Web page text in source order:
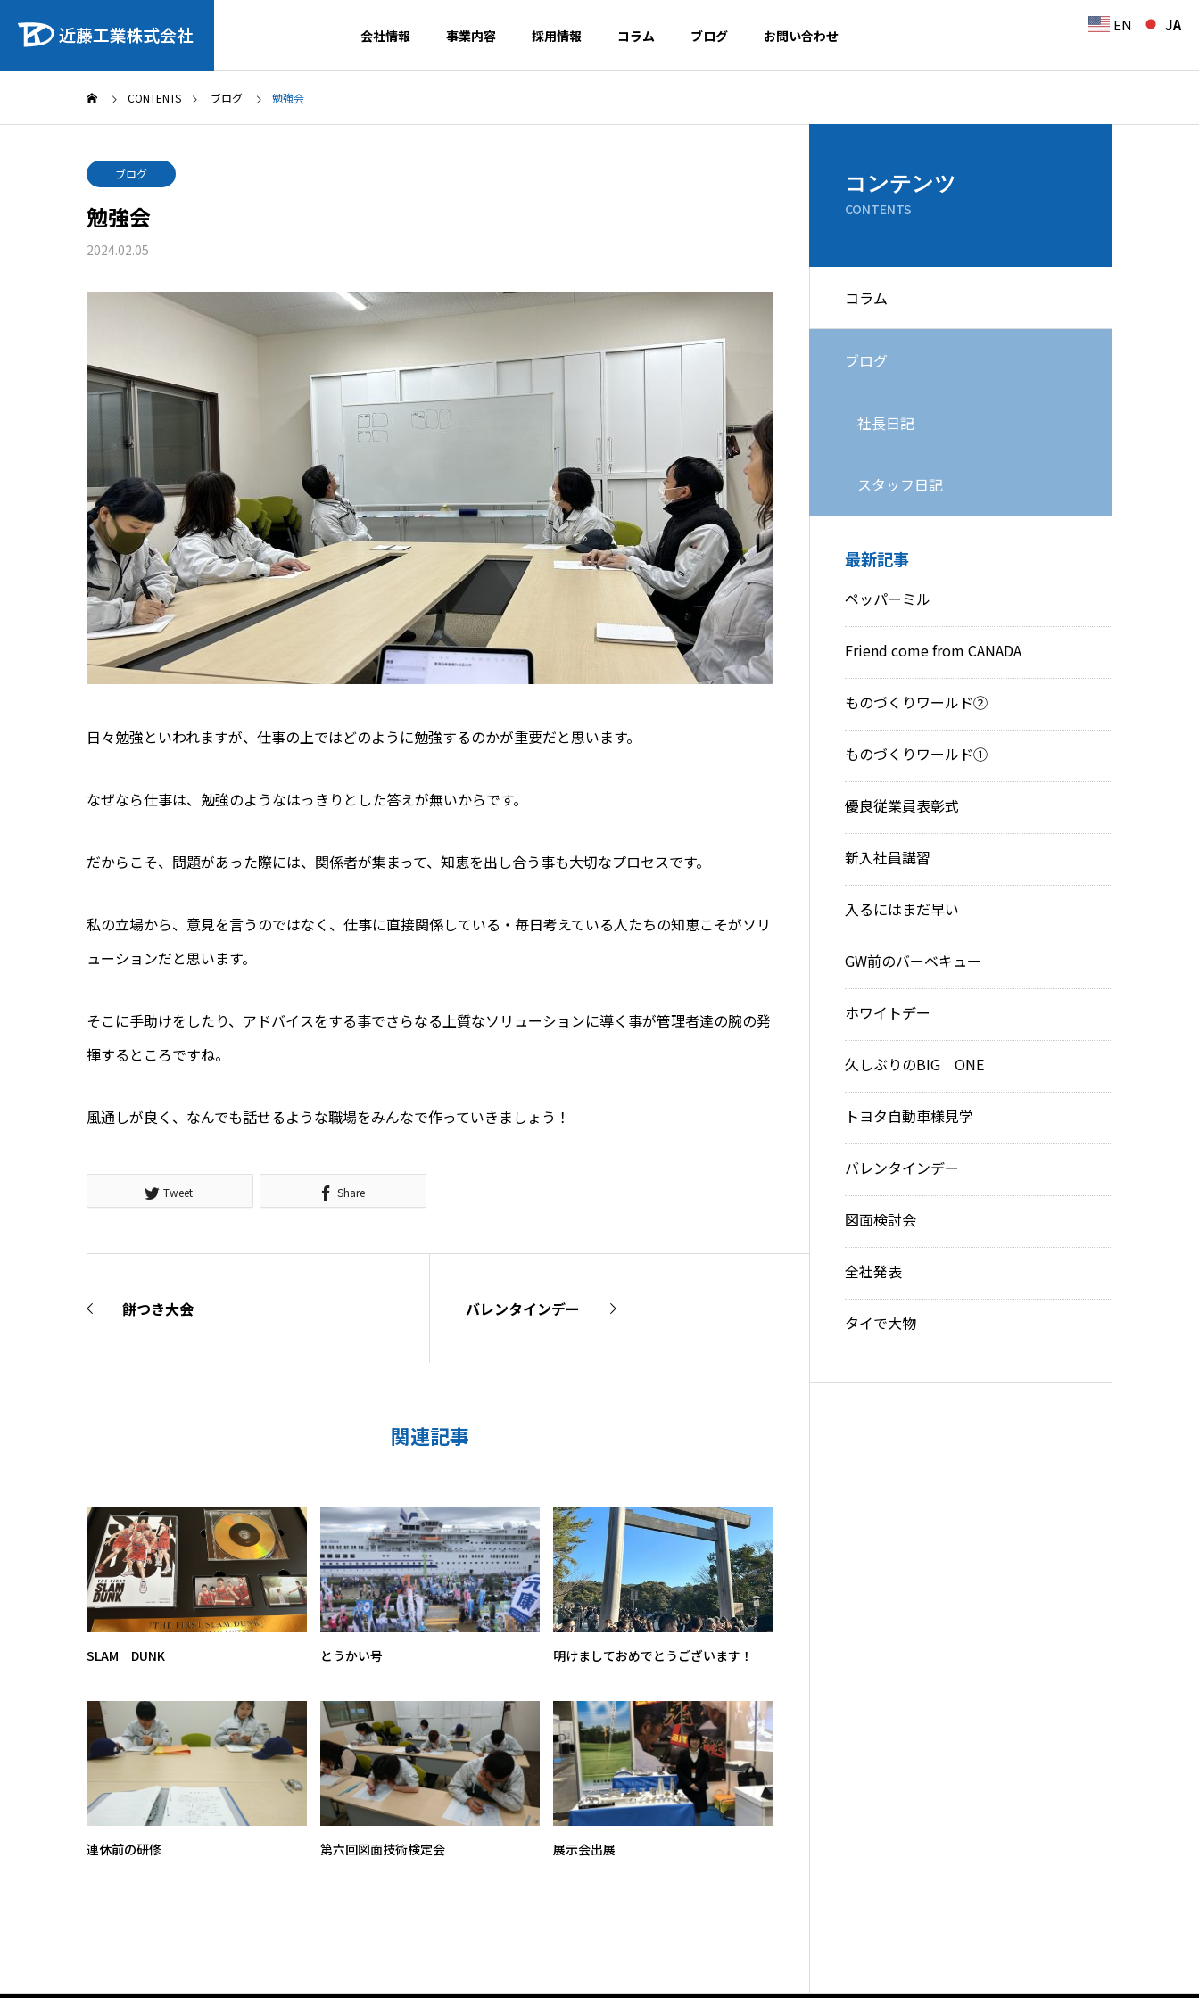
会社情報 事業内容 採用情報 コラム ブログ お問い合わせ
CONTENTS ブログ 勉強会
ブログ
勉強会
2024.02.05
日々勉強といわれますが、仕事の上ではどのように勉強するのかが重要だと思います。
なぜなら仕事は、勉強のようなはっきりとした答えが無いからです。
だからこそ、問題があった際には、関係者が集まって、知恵を出し合う事も大切なプロセスです。
私の立場から、意見を言うのではなく、仕事に直接関係している・毎日考えている人たちの知恵こそがソリ
ューションだと思います。
そこに手助けをしたり、アドバイスをする事でさらなる上質なソリューションに導く事が管理者達の腕の発
揮するところですね。
風通しが良く、なんでも話せるような職場をみんなで作っていきましょう！
Tweet Share
餅つき大会 バレンタインデー
関連記事
SLAM DUNK とうかい号 明けましておめでとうございます！
連休前の研修 第六回図面技術検定会 展示会出展
コンテンツ
CONTENTS
コラム
ブログ
社長日記
スタッフ日記
最新記事
ペッパーミル
Friend come from CANADA
ものづくりワールド②
ものづくりワールド①
優良従業員表彰式
新入社員講習
入るにはまだ早い
GW前のバーベキュー
ホワイトデー
久しぶりのBIG ONE
トヨタ自動車様見学
バレンタインデー
図面検討会
全社発表
タイで大物
EN JA